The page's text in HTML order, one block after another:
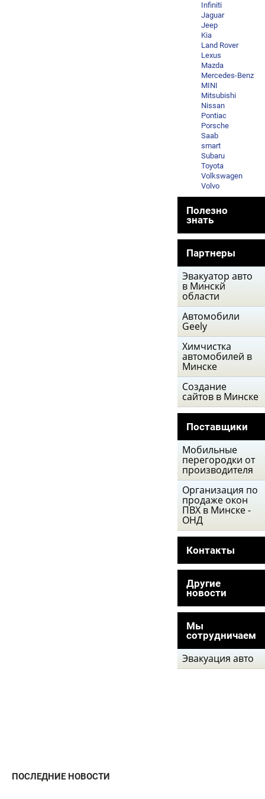
Infiniti
Jaguar
Jeep
Kia
Land Rover
Lexus
Mazda
Mercedes-Benz
MINI
Mitsubishi
Nissan
Pontiac
Porsche
Saab
smart
Subaru
Toyota
Volkswagen
Volvo
Полезно
знать
Партнеры
Эвакуатор авто
в Минскй
области
Автомобили
Geely
Химчистка
автомобилей в
Минске
Создание
сайтов в Минске
Поставщики
Мобильные
перегородки от
производителя
Организация по
продаже окон
ПВХ в Минске -
ОНД
Контакты
Другие
новости
Мы
сотрудничаем
Эвакуация авто
ПОСЛЕДНИЕ НОВОСТИ